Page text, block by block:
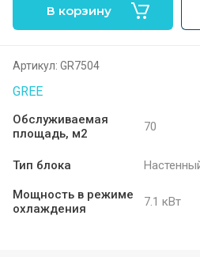
В корзину
Артикул: GR7504
GREE
Обслуживаемая
площадь, м2
70
Тип блока
Мощность в режиме
охлаждения
7.1 кВт